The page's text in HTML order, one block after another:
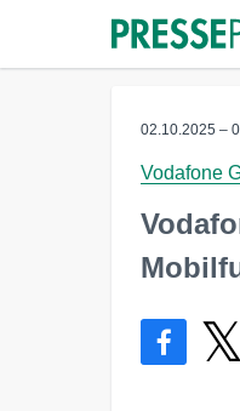
02.10.2025 –
Vodafone